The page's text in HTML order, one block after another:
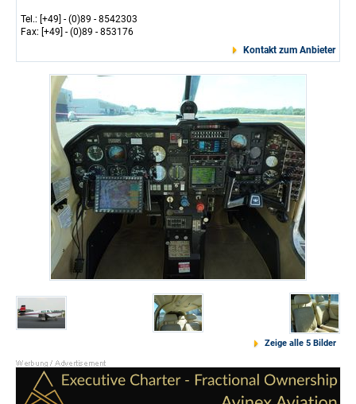
Tel.: [+49] - (0)89 - 8542303
Fax: [+49] - (0)89 - 853176
Kontakt zum Anbieter
Zeige alle 5 Bilder